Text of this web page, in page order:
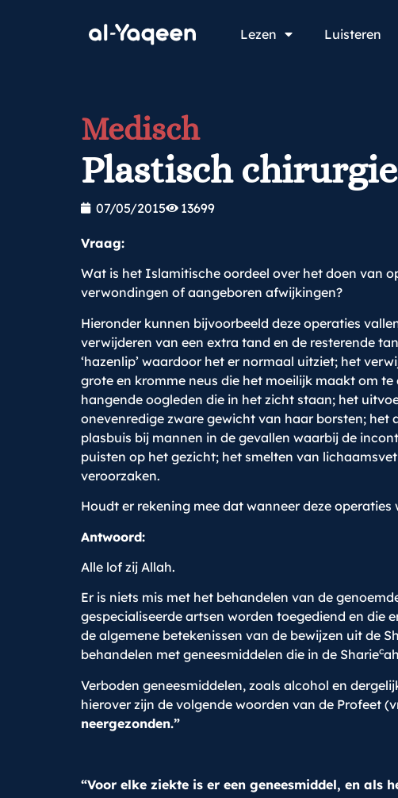
Lezen Luisteren
Medisch
Plastisch
07/05/2015 13699
Vraag:
Wat is het Islamitische oordeel over het doen van
verwondingen of aangeboren afwijkingen?
Hieronder kunnen bijvoorbeeld deze operaties
verwijderen van een extra tand en de resterende
‘hazenlip’ waardoor het er normaal uitziet; het
grote en kromme neus die het moeilijk maakt om
hangende oogleden die in het zicht staan; het
onevenredige zware gewicht van haar borsten;
plasbuis bij mannen in de gevallen waarbij de
puisten op het gezicht; het smelten van
veroorzaken.
Houdt er rekening mee dat wanneer deze
Antwoord:
Alle lof zij Allah.
Er is niets mis met het behandelen van de
gespecialiseerde artsen worden toegediend en die
de algemene betekenissen van de bewijzen uit de
behandelen met geneesmiddelen die in de Shariec
Verboden geneesmiddelen, zoals alcohol en
hierover zijn de volgende woorden van de Profeet
neergezonden.”
“Voor elke ziekte is er een geneesmiddel, en als